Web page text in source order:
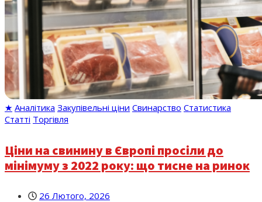
★ Аналітика Закупівельні ціни Свинарство Статистика
Статті Торгівля
Ціни на свинину в Європі просіли до
мінімуму з 2022 року: що тисне на ринок
26 Лютого, 2026